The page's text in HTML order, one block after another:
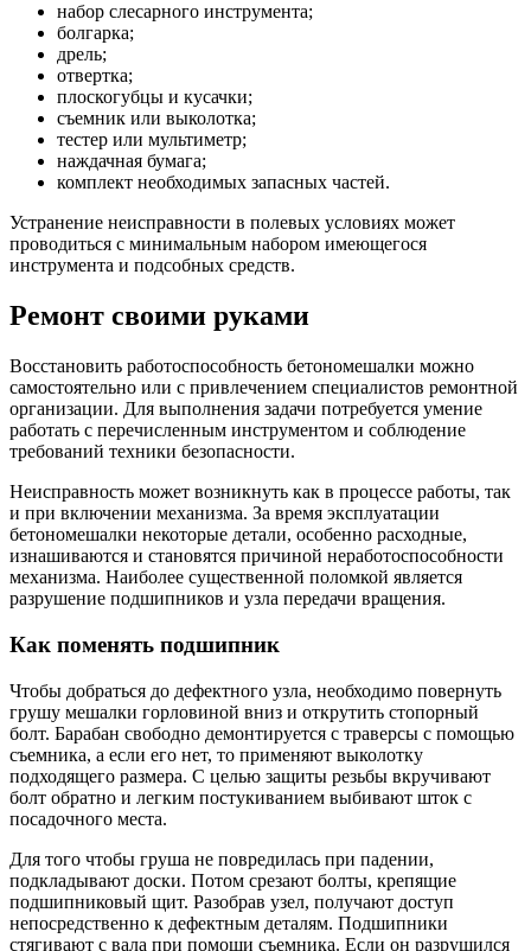
набор слесарного инструмента;
болгарка;
дрель;
отвертка;
плоскогубцы и кусачки;
съемник или выколотка;
тестер или мультиметр;
наждачная бумага;
комплект необходимых запасных частей.
Устранение неисправности в полевых условиях может
проводиться с минимальным набором имеющегося
инструмента и подсобных средств.
Ремонт своими руками
Восстановить работоспособность бетономешалки можно
самостоятельно или с привлечением специалистов ремонтной
организации. Для выполнения задачи потребуется умение
работать с перечисленным инструментом и соблюдение
требований техники безопасности.
Неисправность может возникнуть как в процессе работы, так
и при включении механизма. За время эксплуатации
бетономешалки некоторые детали, особенно расходные,
изнашиваются и становятся причиной неработоспособности
механизма. Наиболее существенной поломкой является
разрушение подшипников и узла передачи вращения.
Как поменять подшипник
Чтобы добраться до дефектного узла, необходимо повернуть
грушу мешалки горловиной вниз и открутить стопорный
болт. Барабан свободно демонтируется с траверсы с помощью
съемника, а если его нет, то применяют выколотку
подходящего размера. С целью защиты резьбы вкручивают
болт обратно и легким постукиванием выбивают шток с
посадочного места.
Для того чтобы груша не повредилась при падении,
подкладывают доски. Потом срезают болты, крепящие
подшипниковый щит. Разобрав узел, получают доступ
непосредственно к дефектным деталям. Подшипники
стягивают с вала при помощи съемника. Если он разрушился